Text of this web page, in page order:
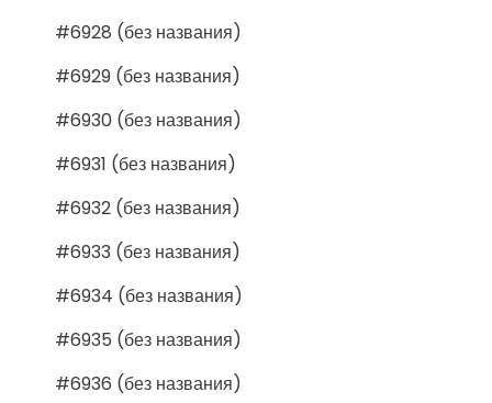
#6928 (без названия)
#6929 (без названия)
#6930 (без названия)
#6931 (без названия)
#6932 (без названия)
#6933 (без названия)
#6934 (без названия)
#6935 (без названия)
#6936 (без названия)